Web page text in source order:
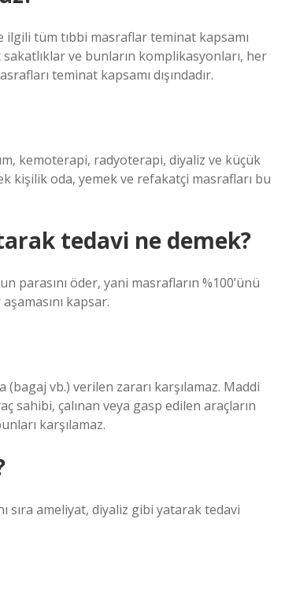
tüm tıbbi masraflar teminat kapsamı
ve bunların komplikasyonları, her
teminat kapsamı dışındadır.
kemoterapi, radyoterapi, diyaliz ve küçük
oda, yemek ve refakatçi masrafları bu
tedavi ne demek?
parasını öder, yani masrafların %100’ünü
kapsar.
vb.) verilen zararı karşılamaz. Maddi
sahibi, çalınan veya gasp edilen araçların
karşılamaz.
sıra ameliyat, diyaliz gibi yatarak tedavi